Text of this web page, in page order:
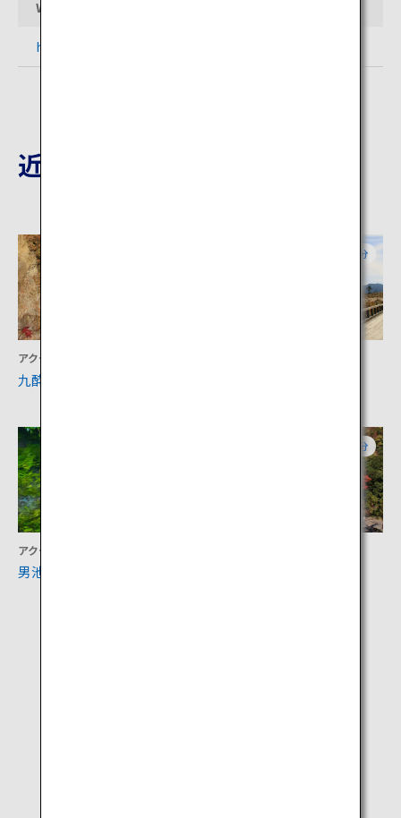
Webサイト
http://www.yumeooturihashi.com/
近隣の観光地
アクティビティ
九酔渓
大分
アクティビティ
男池湧水群
大分